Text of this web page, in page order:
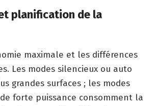
planification de la
maximale et les différences
Les modes silencieux ou auto
grandes surfaces ; les modes
forte puissance consomment la